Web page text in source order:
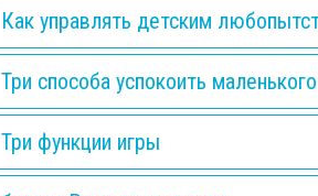
Как управлять детским
Три способа успокоить
Три функции игры